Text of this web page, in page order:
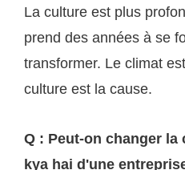
La culture est plus
prend des années à se
transformer. Le climat
culture est la cause.
Q : Peut-on changer
kya hai d'une